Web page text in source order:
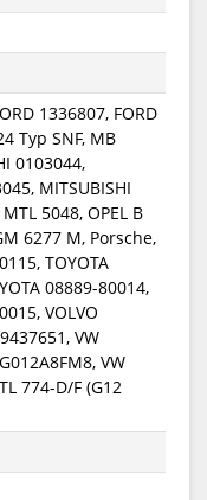
1336807, FORD
Typ SNF, MB
0103044,
MITSUBISHI
5048, OPEL B
6277 M, Porsche,
TOYOTA
08889-80014,
VOLVO
VW
VW
774-D/F (G12